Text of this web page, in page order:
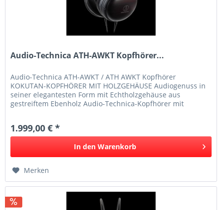
Audio-Technica ATH-AWKT Kopfhörer...
Audio-Technica ATH-AWKT / ATH AWKT Kopfhörer
KOKUTAN-KOPFHÖRER MIT HOLZGEHÄUSE Audiogenuss in
seiner elegantesten Form mit Echtholzgehäuse aus
gestreiftem Ebenholz Audio-Technica-Kopfhörer mit
1.999,00 € *
In den Warenkorb
Merken